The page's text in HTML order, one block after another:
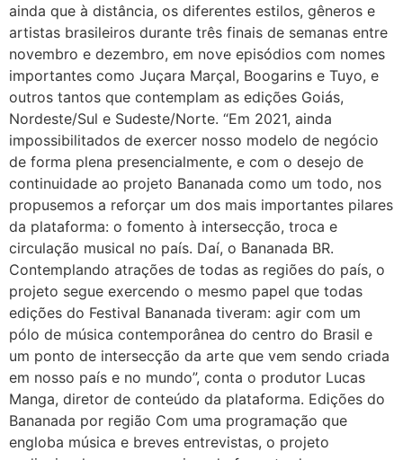
ainda que à distância, os diferentes estilos, gêneros e
artistas brasileiros durante três finais de semanas entre
novembro e dezembro, em nove episódios com nomes
importantes como Juçara Marçal, Boogarins e Tuyo, e
outros tantos que contemplam as edições Goiás,
Nordeste/Sul e Sudeste/Norte. “Em 2021, ainda
impossibilitados de exercer nosso modelo de negócio
de forma plena presencialmente, e com o desejo de
continuidade ao projeto Bananada como um todo, nos
propusemos a reforçar um dos mais importantes pilares
da plataforma: o fomento à intersecção, troca e
circulação musical no país. Daí, o Bananada BR.
Contemplando atrações de todas as regiões do país, o
projeto segue exercendo o mesmo papel que todas
edições do Festival Bananada tiveram: agir com um
pólo de música contemporânea do centro do Brasil e
um ponto de intersecção da arte que vem sendo criada
em nosso país e no mundo”, conta o produtor Lucas
Manga, diretor de conteúdo da plataforma. Edições do
Bananada por região Com uma programação que
engloba música e breves entrevistas, o projeto